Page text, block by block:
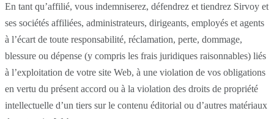
En tant qu’affilié, vous indemniserez, défendrez et tiendrez Sirvoy et
ses sociétés affiliées, administrateurs, dirigeants, employés et agents
à l’écart de toute responsabilité, réclamation, perte, dommage,
blessure ou dépense (y compris les frais juridiques raisonnables) liés
à l’exploitation de votre site Web, à une violation de vos obligations
en vertu du présent accord ou à la violation des droits de propriété
intellectuelle d’un tiers sur le contenu éditorial ou d’autres matériaux